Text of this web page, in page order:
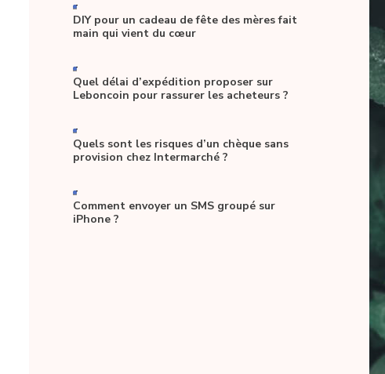
-
DIY pour un cadeau de fête des mères fait
main qui vient du cœur
-
Quel délai d’expédition proposer sur
Leboncoin pour rassurer les acheteurs ?
-
Quels sont les risques d’un chèque sans
provision chez Intermarché ?
-
Comment envoyer un SMS groupé sur
iPhone ?